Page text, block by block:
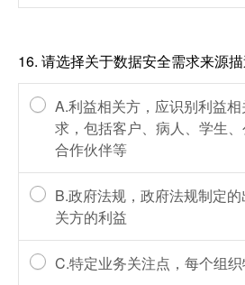
16. 请选择关于数据安全需求来源描
A.利益相关方，应识别利益
求，包括客户、病人、学生
合作伙伴等
B.政府法规，政府法规制定
关方的利益
C.特定业务关注点，每个组